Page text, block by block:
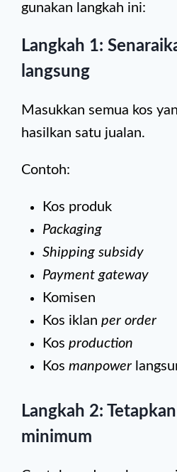
gunakan langkah ini:
Langkah 1:
langsung
Masukkan semua kos
hasilkan satu jualan.
Contoh:
Kos produk
Packaging
Shipping subsidy
Payment gateway
Komisen
Kos iklan per order
Kos production
Kos manpower
Langkah 2:
minimum